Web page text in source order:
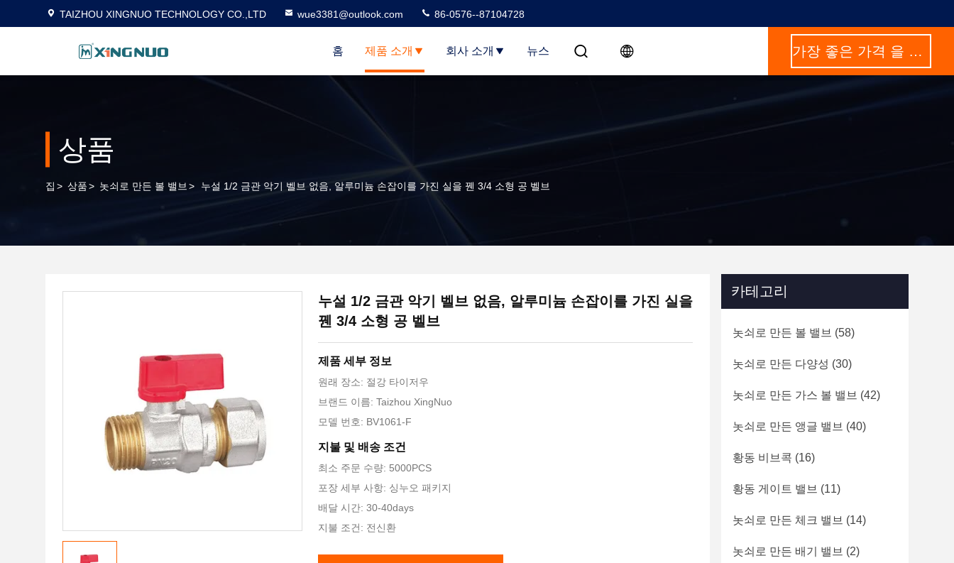
TAIZHOU XINGNUO TECHNOLOGY CO.,LTD wue3381@outlook.com 86-0576--87104728
홈 제품 소개 회사 소개 뉴스 가장 좋은 가격 을 구하라
상품
집 > 상품> 놋쇠로 만든 볼 밸브 > 누설 1/2 금관 악기 벨브 없음, 알루미늄 손잡이를 가진 실을 꿴 3/4 소형 공 벨브
누설 1/2 금관 악기 벨브 없음, 알루미늄 손잡이를 가진 실을
꿴 3/4 소형 공 벨브
제품 세부 정보
원래 장소: 절강 타이저우
브랜드 이름: Taizhou XingNuo
모델 번호: BV1061-F
지불 및 배송 조건
최소 주문 수량: 5000PCS
포장 세부 사항: 싱누오 패키지
배달 시간: 30-40days
지불 조건: 전신환
카테고리
놋쇠로 만든 볼 밸브 (58)
놋쇠로 만든 다양성 (30)
놋쇠로 만든 가스 볼 밸브 (42)
놋쇠로 만든 앵글 밸브 (40)
황동 비브콕 (16)
황동 게이트 밸브 (11)
놋쇠로 만든 체크 밸브 (14)
놋쇠로 만든 배기 밸브 (2)